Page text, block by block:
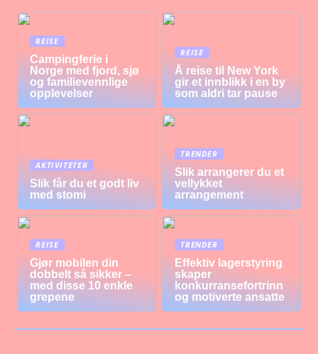
REISE
Campingferie i
Norge med fjord, sjø
og familievennlige
opplevelser
REISE
Å reise til New York
gir et innblikk i en by
som aldri tar pause
AKTIVITETER
Slik får du et godt liv
med stomi
TRENDER
Slik arrangerer du et
vellykket
arrangement
REISE
Gjør mobilen din
dobbelt så sikker –
med disse 10 enkle
grepene
TRENDER
Effektiv lagerstyring
skaper
konkurransefortrinn
og motiverte ansatte